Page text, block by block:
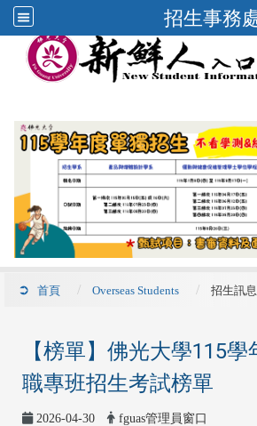
招生事務
首頁 Overseas Students 招生訊息
【榜單】佛光大學115
職專班招生考試榜單
2026-04-30 fguas管理員窗口